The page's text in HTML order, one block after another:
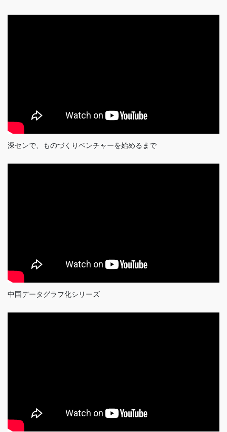
深センで、ものづくりベンチャーを始めるまで
中国データグラフ化シリーズ